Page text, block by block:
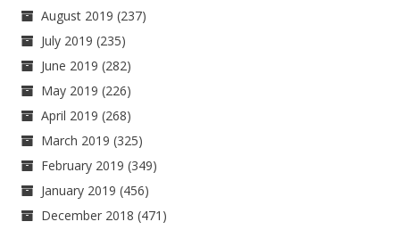
August 2019 (237)
July 2019 (235)
June 2019 (282)
May 2019 (226)
April 2019 (268)
March 2019 (325)
February 2019 (349)
January 2019 (456)
December 2018 (471)